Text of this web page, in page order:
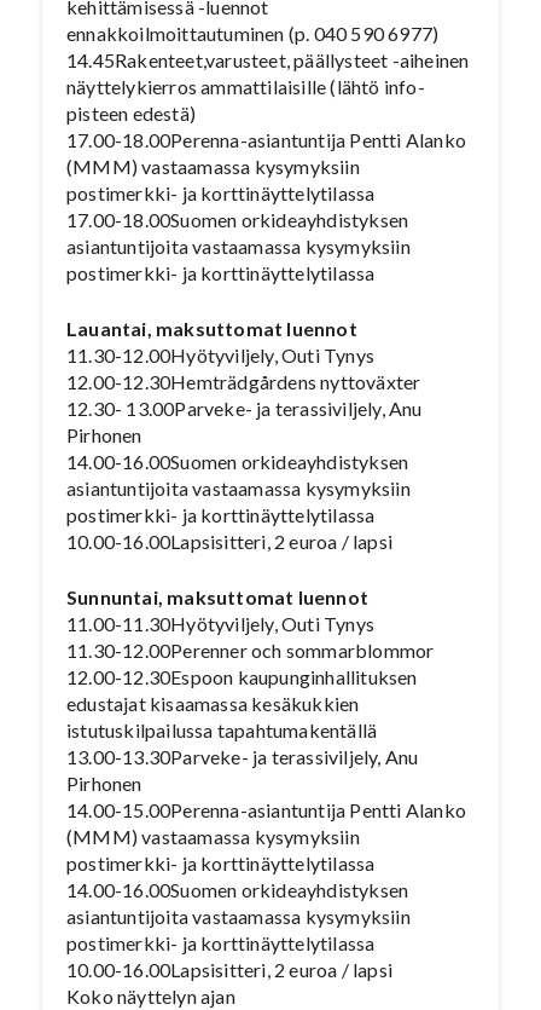
kehittämisessä -luennot
ennakkoilmoittautuminen (p. 040 590 6977)
14.45Rakenteet,varusteet, päällysteet -aiheinen
näyttelykierros ammattilaisille (lähtö info-
pisteen edestä)
17.00-18.00Perenna-asiantuntija Pentti Alanko
(MMM) vastaamassa kysymyksiin
postimerkki- ja korttinäyttelytilassa
17.00-18.00Suomen orkideayhdistyksen
asiantuntijoita vastaamassa kysymyksiin
postimerkki- ja korttinäyttelytilassa
Lauantai, maksuttomat luennot
11.30-12.00Hyötyviljely, Outi Tynys
12.00-12.30Hemträdgårdens nyttoväxter
12.30- 13.00Parveke- ja terassiviljely, Anu
Pirhonen
14.00-16.00Suomen orkideayhdistyksen
asiantuntijoita vastaamassa kysymyksiin
postimerkki- ja korttinäyttelytilassa
10.00-16.00Lapsisitteri, 2 euroa / lapsi
Sunnuntai, maksuttomat luennot
11.00-11.30Hyötyviljely, Outi Tynys
11.30-12.00Perenner och sommarblommor
12.00-12.30Espoon kaupunginhallituksen
edustajat kisaamassa kesäkukkien
istutuskilpailussa tapahtumakentällä
13.00-13.30Parveke- ja terassiviljely, Anu
Pirhonen
14.00-15.00Perenna-asiantuntija Pentti Alanko
(MMM) vastaamassa kysymyksiin
postimerkki- ja korttinäyttelytilassa
14.00-16.00Suomen orkideayhdistyksen
asiantuntijoita vastaamassa kysymyksiin
postimerkki- ja korttinäyttelytilassa
10.00-16.00Lapsisitteri, 2 euroa / lapsi
Koko näyttelyn ajan